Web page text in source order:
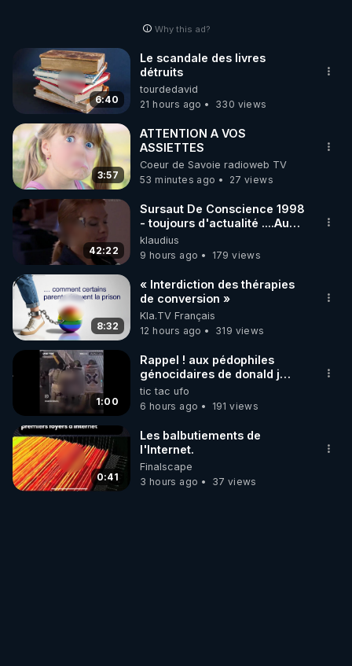
Why this ad?
6:40
Le scandale des livres
détruits
tourdedavid
21 hours ago
330 views
3:57
ATTENTION A VOS
ASSIETTES
Coeur de Savoie radioweb TV
53 minutes ago
27 views
42:22
Sursaut De Conscience 1998
- toujours d'actualité ....Au
Dela Du Réel
klaudius
9 hours ago
179 views
8:32
« Interdiction des thérapies
de conversion »
Kla.TV Français
12 hours ago
319 views
1:00
Rappel ! aux pédophiles
génocidaires de donald j
trump et ses supporters
trumpistes 424et 666.
tic tac ufo
6 hours ago
191 views
0:41
Les balbutiements de
l'Internet.
Finalscape
3 hours ago
37 views